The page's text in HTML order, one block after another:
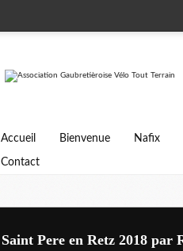
Accueil Bienvenue Nafix
Contact
Saint Pere en Retz 2018 par